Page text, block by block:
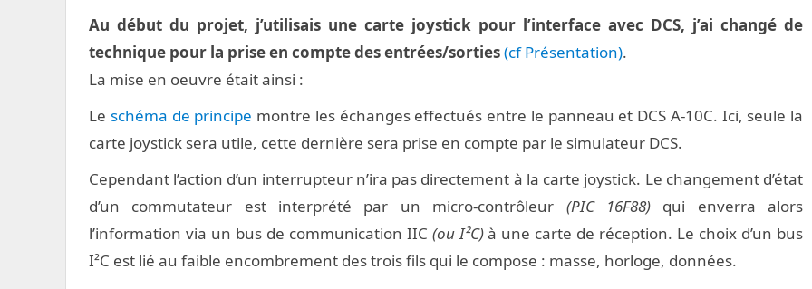
Au début du projet, j’utilisais une carte joystick pour l’interface avec DCS, j’ai changé de
technique pour la prise en compte des entrées/sorties(cf Présentation).
La mise en oeuvre était ainsi :
Le schéma de principe montre les échanges effectués entre le panneau et DCS A-10C. Ici, seule la
carte joystick sera utile, cette dernière sera prise en compte par le simulateur DCS.
Cependant l’action d’un interrupteur n’ira pas directement à la carte joystick. Le changement d’état
d’un commutateur est interprété par un micro-contrôleur (PIC 16F88)qui enverra alors
l’information via un bus de communication IIC (ou I²C)à une carte de réception. Le choix d’un bus
I²C est lié au faible encombrement des trois fils qui le compose : masse, horloge, données.